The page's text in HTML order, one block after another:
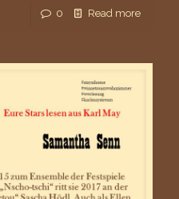
0 Read more